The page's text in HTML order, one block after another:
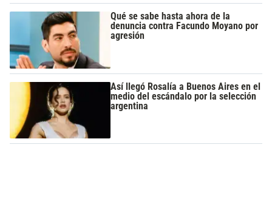
Qué se sabe hasta ahora de la
denuncia contra Facundo Moyano por
agresión
Así llegó Rosalía a Buenos Aires en el
medio del escándalo por la selección
argentina